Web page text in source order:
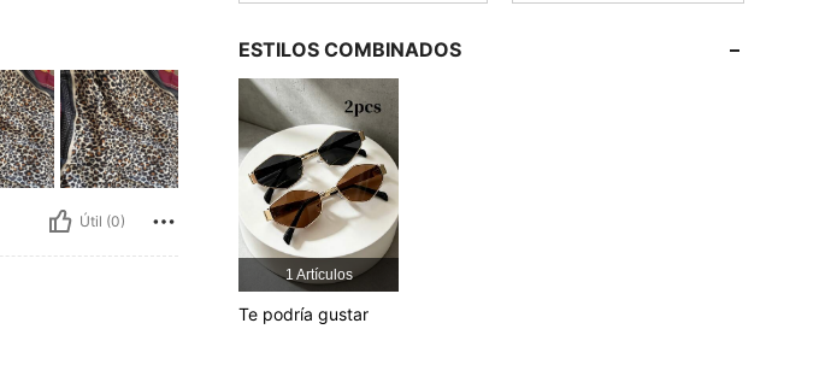
Útil (0)
4.90
333
ESTILOS COMBINADOS
1 Artículos
Te podría gustar